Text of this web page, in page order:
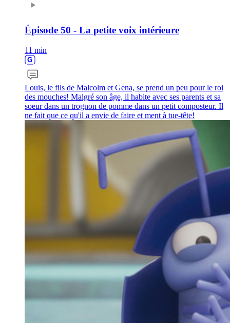
Épisode 50 - La petite voix intérieure
11 min
Louis, le fils de Malcolm et Gena, se prend un peu pour le roi
des mouches! Malgré son âge, il habite avec ses parents et sa
soeur dans un trognon de pomme dans un petit composteur. Il
ne fait que ce qu'il a envie de faire et ment à tue-tête!